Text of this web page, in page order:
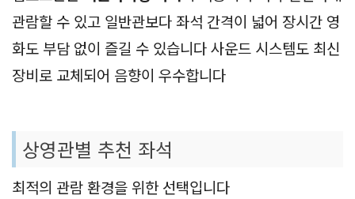
관람할 수 있고 일반관보다 좌석 간격이 넓어 장시간 영
화도 부담 없이 즐길 수 있습니다 사운드 시스템도 최신
장비로 교체되어 음향이 우수합니다
상영관별 추천 좌석
최적의 관람 환경을 위한 선택입니다